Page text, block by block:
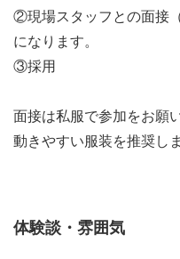
②現場スタッフとの面接
になります。
③採用
面接は私服で参加をお願
動きやすい服装を推奨しま
体験談・雰囲気